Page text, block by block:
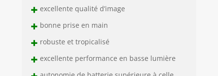
+ excellente qualité d’image
+ bonne prise en main
+ robuste et tropicalisé
+ excellente performance en basse lumière